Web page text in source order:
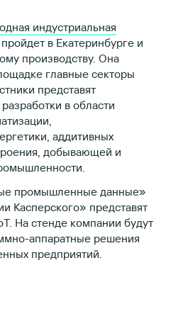
индустриальная
пройдет в Екатеринбурге и
производству. Она
главные секторы
представят
в области
аддитивных
добывающей и
промышленные данные»
Касперского» представят
На стенде компании будут
аппаратные решения
предприятий.